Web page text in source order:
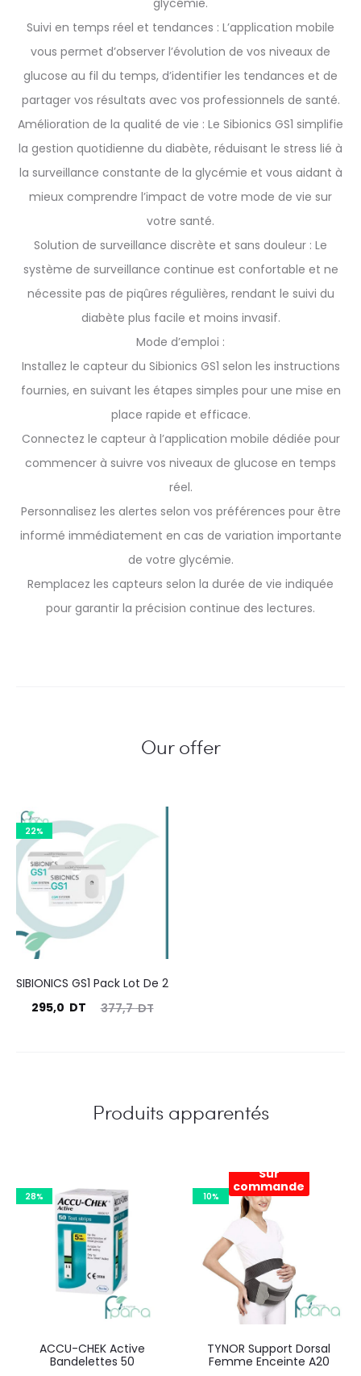
glycémie.
Suivi en temps réel et tendances : L’application mobile
vous permet d’observer l’évolution de vos niveaux de
glucose au fil du temps, d’identifier les tendances et de
partager vos résultats avec vos professionnels de santé.
Amélioration de la qualité de vie : Le Sibionics GS1 simplifie
la gestion quotidienne du diabète, réduisant le stress lié à
la surveillance constante de la glycémie et vous aidant à
mieux comprendre l’impact de votre mode de vie sur
votre santé.
Solution de surveillance discrète et sans douleur : Le
système de surveillance continue est confortable et ne
nécessite pas de piqûres régulières, rendant le suivi du
diabète plus facile et moins invasif.
Mode d’emploi :
Installez le capteur du Sibionics GS1 selon les instructions
fournies, en suivant les étapes simples pour une mise en
place rapide et efficace.
Connectez le capteur à l’application mobile dédiée pour
commencer à suivre vos niveaux de glucose en temps
réel.
Personnalisez les alertes selon vos préférences pour être
informé immédiatement en cas de variation importante
de votre glycémie.
Remplacez les capteurs selon la durée de vie indiquée
pour garantir la précision continue des lectures.
Our offer
22%
SIBIONICS GS1 Pack Lot De 2
377,7DT
Le
295,0 DT
Produits apparentés
28%
ACCU-CHEK Active
Bandelettes 50
Sur
commande
10%
TYNOR Support Dorsal
Femme Enceinte A20